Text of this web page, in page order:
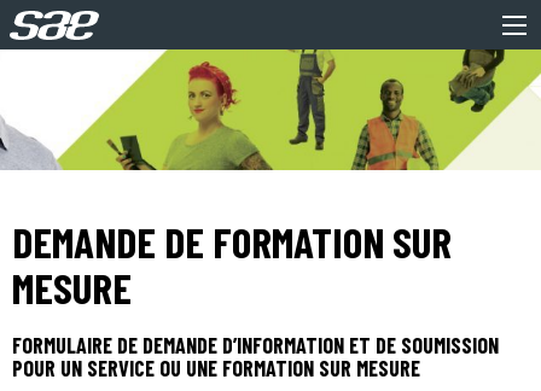
DEMANDE DE FORMATION SUR
MESURE
FORMULAIRE DE DEMANDE D’INFORMATION ET DE SOUMISSION
POUR UN SERVICE OU UNE FORMATION SUR MESURE